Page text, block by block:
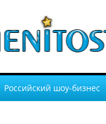
Российский шоу-бизнес